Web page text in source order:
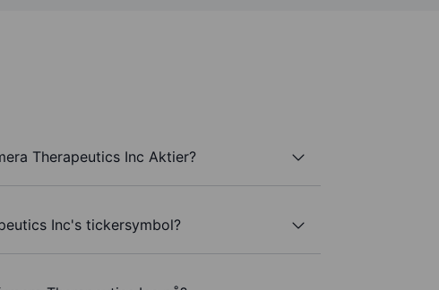
Therapeutics Inc Aktier?
Inc's tickersymbol?